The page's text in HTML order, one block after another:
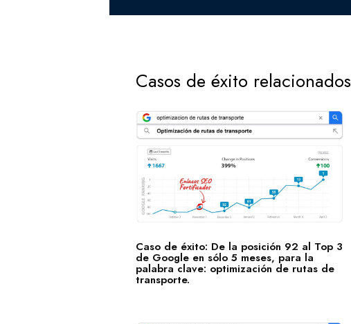
Casos de éxito relacionados
Caso de éxito: De la posición 92 al Top 3
de Google en sólo 5 meses, para la
palabra clave: optimización de rutas de
transporte.